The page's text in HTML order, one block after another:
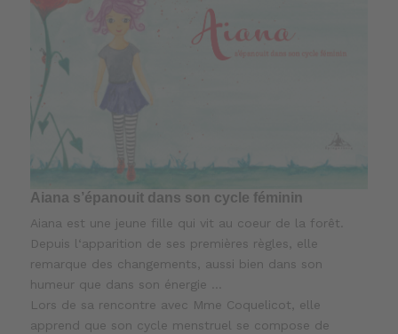
Aiana s’épanouit dans son cycle féminin
Aiana est une jeune fille qui vit au coeur de la forêt.
Depuis l‘apparition de ses premières règles, elle
remarque des changements, aussi bien dans son
humeur que dans son énergie …
Lors de sa rencontre avec Mme Coquelicot, elle
apprend que son cycle menstruel se compose de